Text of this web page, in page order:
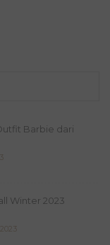
Barbie dari
Winter 2023